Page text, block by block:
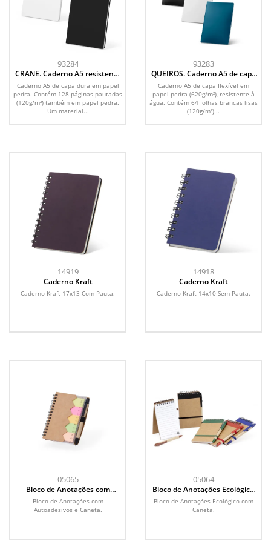
93284
CRANE. Caderno A5 resistente
à água em papel pedra
(120g/m²), com páginas
pautadas
Caderno A5 de capa dura em papel
pedra. Contém 128 páginas pautadas
(120g/m²) também em papel pedra.
Um material...
93283
QUEIROS. Caderno A5 de capa
flexível em papel pedra
(620g/m²)
Caderno A5 de capa flexível em
papel pedra (620g/m²), resistente à
água. Contém 64 folhas brancas lisas
(120g/m²)...
14919
Caderno Kraft
Caderno Kraft 17x13 Com Pauta.
14918
Caderno Kraft
Caderno Kraft 14x10 Sem Pauta.
05065
Bloco de Anotações com
Autoadesivos e Caneta
Bloco de Anotações com
Autoadesivos e Caneta.
05064
Bloco de Anotações Ecológico
com Caneta
Bloco de Anotações Ecológico com
Caneta.